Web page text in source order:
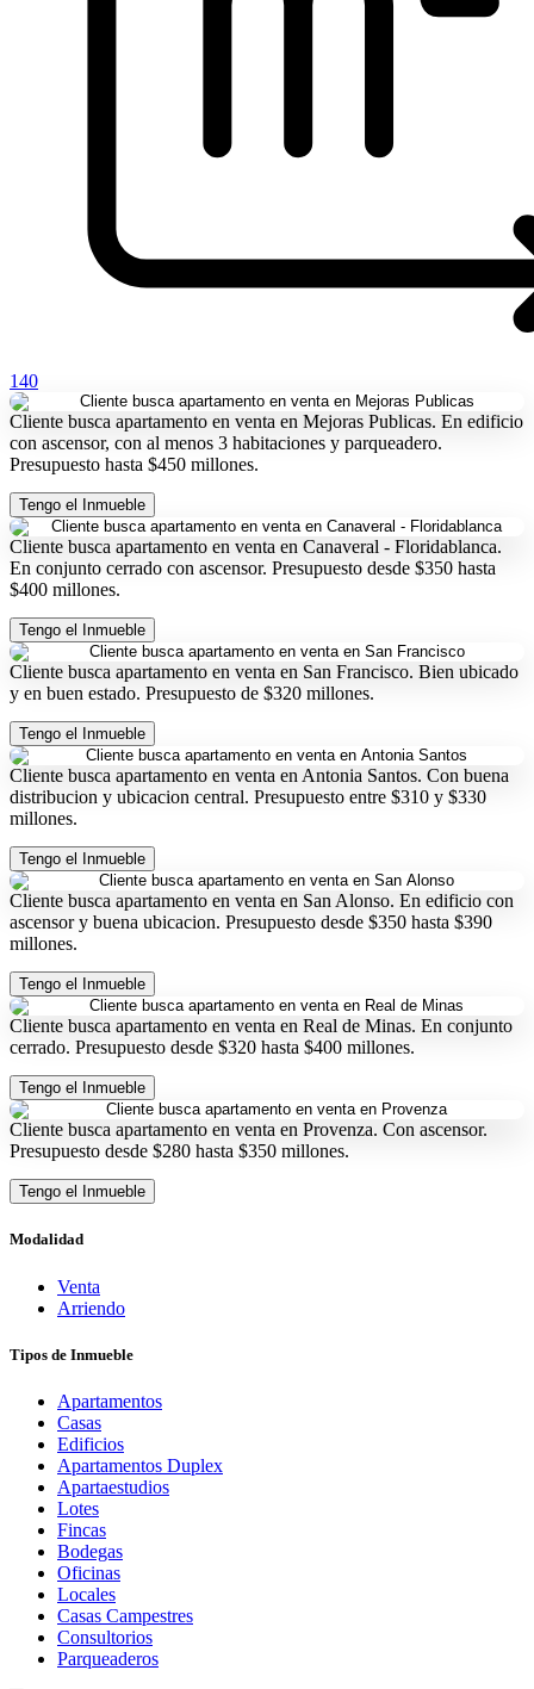
140
Cliente busca apartamento en venta en Mejoras Publicas. En edificio
con ascensor, con al menos 3 habitaciones y parqueadero.
Presupuesto hasta $450 millones.
Tengo el Inmueble
Cliente busca apartamento en venta en Canaveral - Floridablanca.
En conjunto cerrado con ascensor. Presupuesto desde $350 hasta
$400 millones.
Tengo el Inmueble
Cliente busca apartamento en venta en San Francisco. Bien ubicado
y en buen estado. Presupuesto de $320 millones.
Tengo el Inmueble
Cliente busca apartamento en venta en Antonia Santos. Con buena
distribucion y ubicacion central. Presupuesto entre $310 y $330
millones.
Tengo el Inmueble
Cliente busca apartamento en venta en San Alonso. En edificio con
ascensor y buena ubicacion. Presupuesto desde $350 hasta $390
millones.
Tengo el Inmueble
Cliente busca apartamento en venta en Real de Minas. En conjunto
cerrado. Presupuesto desde $320 hasta $400 millones.
Tengo el Inmueble
Cliente busca apartamento en venta en Provenza. Con ascensor.
Presupuesto desde $280 hasta $350 millones.
Tengo el Inmueble
Modalidad
Venta
Arriendo
Tipos de Inmueble
Apartamentos
Casas
Edificios
Apartamentos Duplex
Apartaestudios
Lotes
Fincas
Bodegas
Oficinas
Locales
Casas Campestres
Consultorios
Parqueaderos